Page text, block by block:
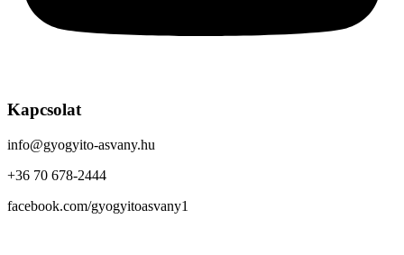
Kapcsolat
info@gyogyito-asvany.hu
+36 70 678-2444
facebook.com/gyogyitoasvany1